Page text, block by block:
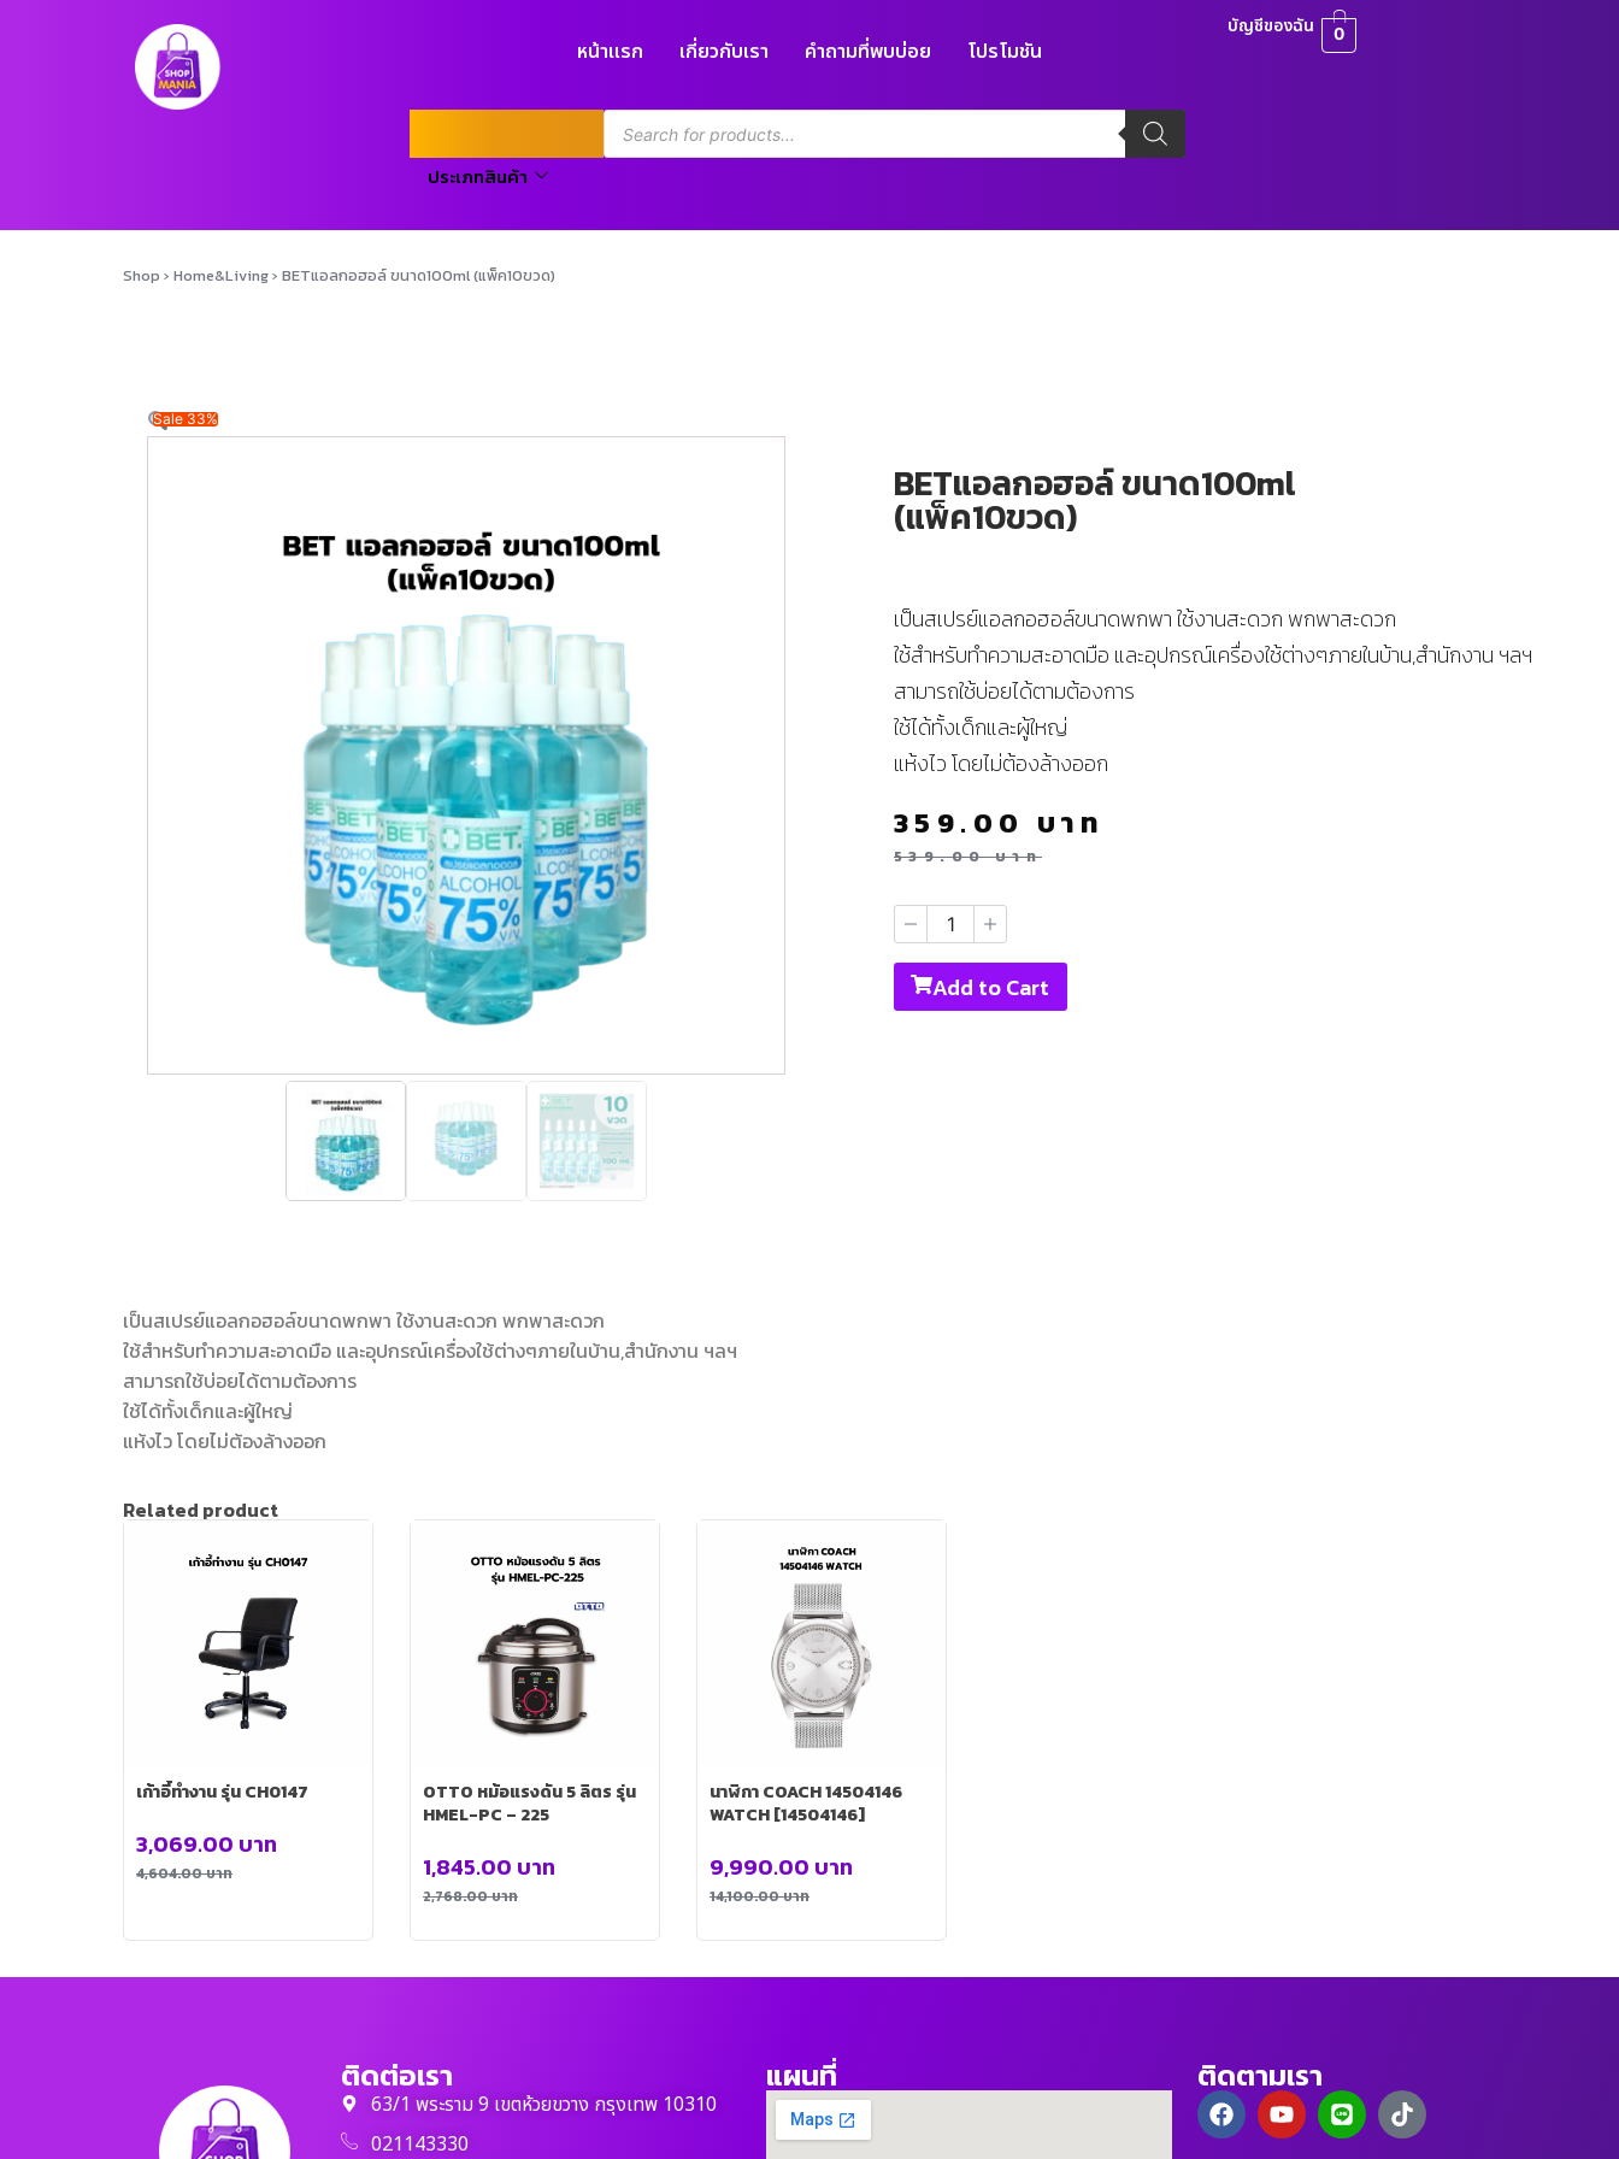
หน้าแรก เกี่ยวกับเรา คำถามที่พบบ่อย โปรโมชัน
ประเภทสินค้า
บัญชีของฉัน 0
Shop › Home&Living› BETแอลกอฮอล์ ขนาด100ml (แพ็ค10ขวด)
Sale 33%
BETแอลกอฮอล์ ขนาด100ml
(แพ็ค10ขวด)
เป็นสเปรย์แอลกอฮอล์ขนาดพกพา ใช้งานสะดวก พกพาสะดวก
ใช้สำหรับทำความสะอาดมือ และอุปกรณ์เครื่องใช้ต่างๆภายในบ้าน,สำนักงาน ฯลฯ
สามารถใช้บ่อยได้ตามต้องการ
ใช้ได้ทั้งเด็กและผู้ใหญ่
แห้งไว โดยไม่ต้องล้างออก
539.00บาท
359.00 บาท
Add to Cart
เป็นสเปรย์แอลกอฮอล์ขนาดพกพา ใช้งานสะดวก พกพาสะดวก
ใช้สำหรับทำความสะอาดมือ และอุปกรณ์เครื่องใช้ต่างๆภายในบ้าน,สำนักงาน ฯลฯ
สามารถใช้บ่อยได้ตามต้องการ
ใช้ได้ทั้งเด็กและผู้ใหญ่
แห้งไว โดยไม่ต้องล้างออก
Related product
เก้าอี้ทำงาน รุ่น CH0147
4,604.00บาท
3,069.00 บาท
OTTO หม้อแรงดัน 5 ลิตร รุ่น
HMEL-PC – 225
2,768.00บาท
1,845.00 บาท
นาฬิกา COACH 14504146
WATCH [14504146]
14,100.00บาท
9,990.00 บาท
ติดต่อเรา
63/1 พระราม 9 เขตห้วยขวาง กรุงเทพ 10310
021143330
แผนที่ ติดตามเรา